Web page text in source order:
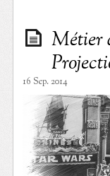
Métier
16 Sep. 2014